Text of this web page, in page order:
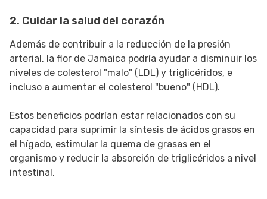
2. Cuidar la salud del corazón
Además de contribuir a la reducción de la presión
arterial, la flor de Jamaica podría ayudar a disminuir los
niveles de colesterol "malo" (LDL) y triglicéridos, e
incluso a aumentar el colesterol "bueno" (HDL).
Estos beneficios podrían estar relacionados con su
capacidad para suprimir la síntesis de ácidos grasos en
el hígado, estimular la quema de grasas en el
organismo y reducir la absorción de triglicéridos a nivel
intestinal.